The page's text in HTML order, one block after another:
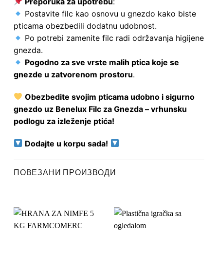
Postavite filc kao osnovu u gnezdo kako biste
pticama obezbedili dodatnu udobnost.
Po potrebi zamenite filc radi održavanja higijene
gnezda.
Pogodno za sve vrste malih ptica koje se
gnezde u zatvorenom prostoru.
Obezbedite svojim pticama udobno i sigurno
gnezdo uz Benelux Filc za Gnezda – vrhunsku
podlogu za izleženje ptića!
Dodajte u korpu sada!
ПОВЕЗАНИ ПРОИЗВОДИ